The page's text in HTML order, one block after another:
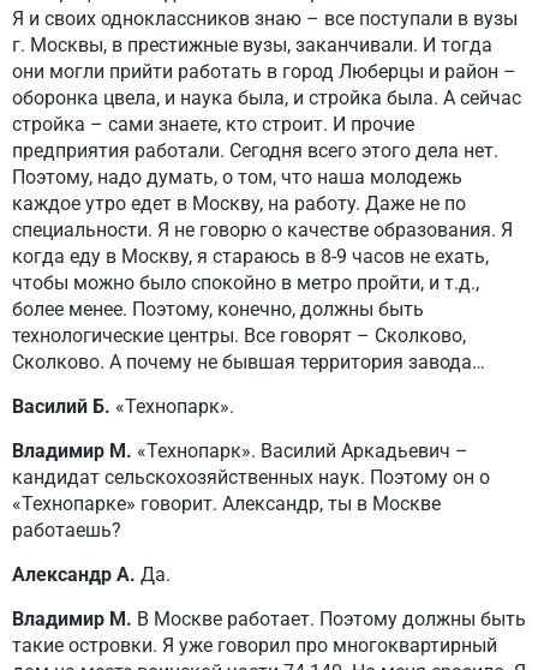
Я и своих одноклассников знаю – все поступали в вузы
г. Москвы, в престижные вузы, заканчивали. И тогда
они могли прийти работать в город Люберцы и район –
оборонка цвела, и наука была, и стройка была. А сейчас
стройка – сами знаете, кто строит. И прочие
предприятия работали. Сегодня всего этого дела нет.
Поэтому, надо думать, о том, что наша молодежь
каждое утро едет в Москву, на работу. Даже не по
специальности. Я не говорю о качестве образования. Я
когда еду в Москву, я стараюсь в 8-9 часов не ехать,
чтобы можно было спокойно в метро пройти, и т.д.,
более менее. Поэтому, конечно, должны быть
технологические центры. Все говорят – Сколково,
Сколково. А почему не бывшая территория завода…
Василий Б. «Технопарк».
Владимир М. «Технопарк». Василий Аркадьевич –
кандидат сельскохозяйственных наук. Поэтому он о
«Технопарке» говорит. Александр, ты в Москве
работаешь?
Александр А. Да.
Владимир М. В Москве работает. Поэтому должны быть
такие островки. Я уже говорил про многоквартирный